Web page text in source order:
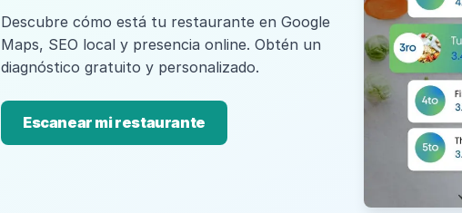
Descubre cómo está tu restaurante en Google
Maps, SEO local y presencia online. Obtén un
diagnóstico gratuito y personalizado.
Escanear mi restaurante